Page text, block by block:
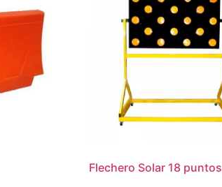
Flechero Solar 18 puntos